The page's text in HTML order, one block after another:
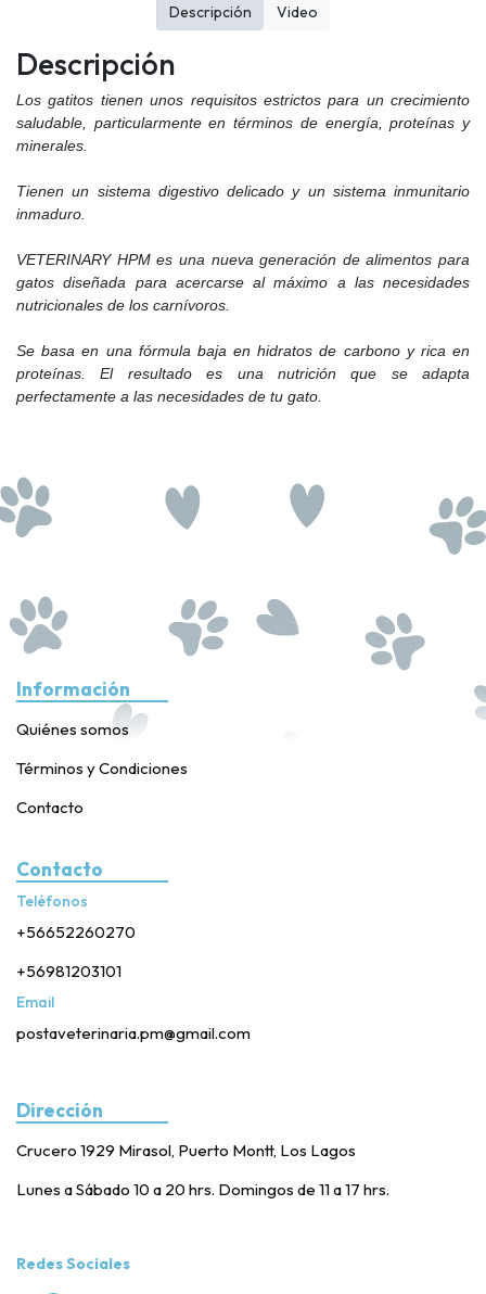
Descripción
Los gatitos tienen unos requisitos estrictos para un crecimiento
saludable, particularmente en términos de energía, proteínas y
minerales.
Tienen un sistema digestivo delicado y un sistema inmunitario
inmaduro.
VETERINARY HPM es una nueva generación de alimentos para
gatos diseñada para acercarse al máximo a las necesidades
nutricionales de los carnívoros.
Se basa en una fórmula baja en hidratos de carbono y rica en
proteínas. El resultado es una nutrición que se adapta
perfectamente a las necesidades de tu gato.
Descripción Video
Información
Quiénes somos
Términos y Condiciones
Contacto
Contacto
Teléfonos
+56652260270
+56981203101
Email
postaveterinaria.pm@gmail.com
Dirección
Crucero 1929 Mirasol, Puerto Montt, Los Lagos
Lunes a Sábado 10 a 20 hrs. Domingos de 11 a 17 hrs.
Redes Sociales